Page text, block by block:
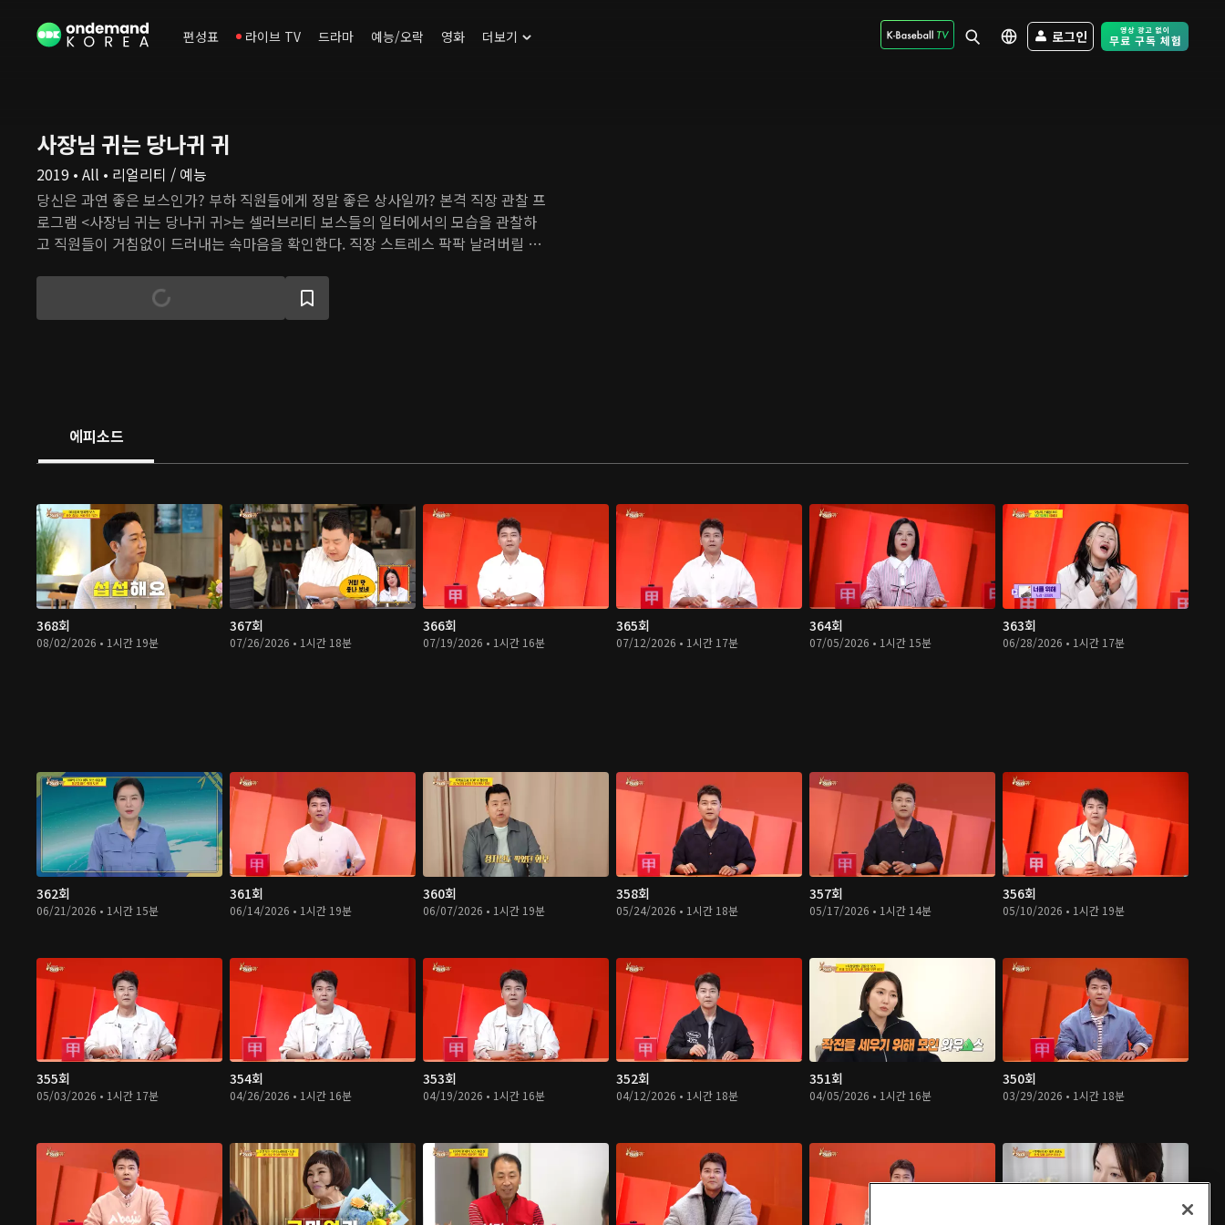
편성표 라이브 TV 드라마 예능/오락 영화 더보기 로그인 Free Trial -
사장님 귀는 당나귀 귀
2019 • All • 리얼리티 / 예능
당신은 과연 좋은 보스인가? 부하 직원들에게 정말 좋은 상사일까? 본격 직장 관찰 프
로그램 <사장님 귀는 당나귀 귀>는 셀러브리티 보스들의 일터에서의 모습을 관찰하
고 직원들이 거침없이 드러내는 속마음을 확인한다. 직장 스트레스 팍팍 날려버릴 솔
에피소드
368회
08/02/2026 • 1시간 19분
367회
07/26/2026 • 1시간 18분
366회
07/19/2026 • 1시간 16분
365회
07/12/2026 • 1시간 17분
364회
07/05/2026 • 1시간 15분
363회
06/28/2026 • 1시간 17분
362회
06/21/2026 • 1시간 15분
361회
06/14/2026 • 1시간 19분
360회
06/07/2026 • 1시간 19분
358회
05/24/2026 • 1시간 18분
357회
05/17/2026 • 1시간 14분
356회
05/10/2026 • 1시간 19분
355회
05/03/2026 • 1시간 17분
354회
04/26/2026 • 1시간 16분
353회
04/19/2026 • 1시간 16분
352회
04/12/2026 • 1시간 18분
351회
04/05/2026 • 1시간 16분
350회
03/29/2026 • 1시간 18분